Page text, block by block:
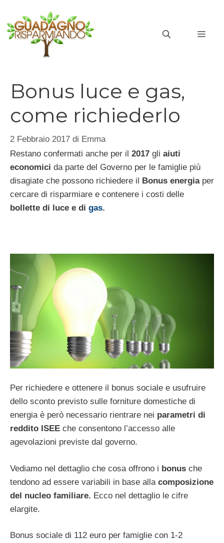
contenuto
Bonus luce e gas,
come richiederlo
2 Febbraio 2017 di Emma
Restano confermati anche per il 2017 gli aiuti
economici da parte del Governo per le famiglie più
disagiate che possono richiedere il Bonus energia per
cercare di risparmiare e contenere i costi delle
bollette di luce e di gas.
Per richiedere e ottenere il bonus sociale e usufruire
dello sconto previsto sulle forniture domestiche di
energia è però necessario rientrare nei parametri di
reddito ISEE che consentono l’accesso alle
agevolazioni previste dal governo.
Vediamo nel dettaglio che cosa offrono i bonus che
tendono ad essere variabili in base alla composizione
del nucleo familiare. Ecco nel dettaglio le cifre
elargite.
Bonus sociale di 112 euro per famiglie con 1-2